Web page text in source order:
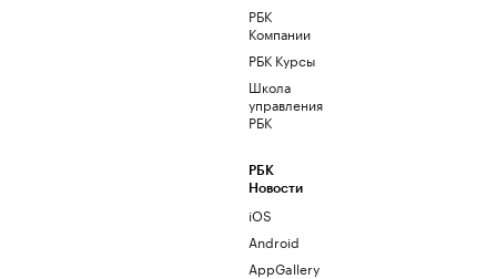
РБК
Компании
РБК Курсы
Школа
управления
РБК
РБК
Новости
iOS
Android
AppGallery